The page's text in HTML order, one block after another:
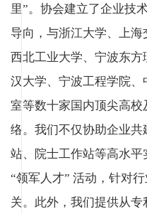
里”。协会建立了企业技
导向，与浙江大学、上海
西北工业大学、宁波东
汉大学、宁波工程学院
室等数十家国内顶尖高
络。我们不仅协助企业
站、院士工作站等高水
“领军人才” 活动，针对
关。此外，我们提供从